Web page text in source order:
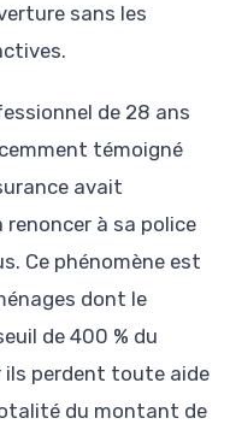
sans les
de 28 ans
témoigné
avait
à sa police
Ce phénomène est
dont le
de 400 % du
ils perdent toute aide
du montant de